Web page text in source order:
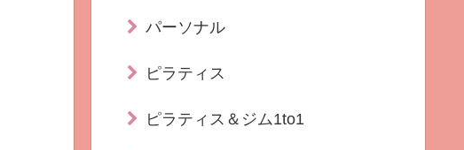
パーソナル
ピラティス
ピラティス＆ジム1to1